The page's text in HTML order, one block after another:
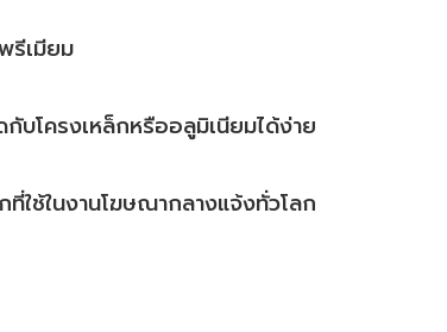
รีเมียม
บโครงเหล็กหรืออลูมิเนียมได้ง่าย
ที่ใช้ในงานโฆษณากลางแจ้งทั่วโลก